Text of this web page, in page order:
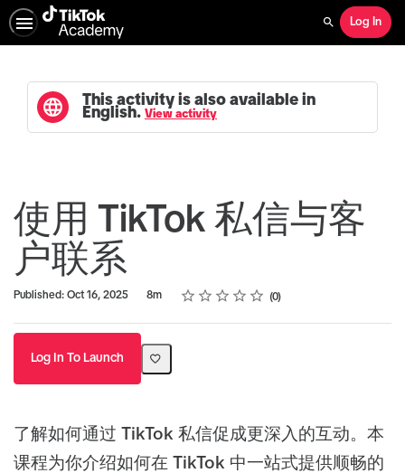
Search
Log In
This activity is also available in
English. View activity
使用 TikTok 私信与客
户联系
Published: Oct 16, 2025
Duration 8m Rating
1 star
2 stars
3 stars
4 stars
5 stars
Average rating: 0 0
No reviews
Log In To Launch
了解如何通过 TikTok 私信促成更深入的互动。本
课程为你介绍如何在 TikTok 中一站式提供顺畅的